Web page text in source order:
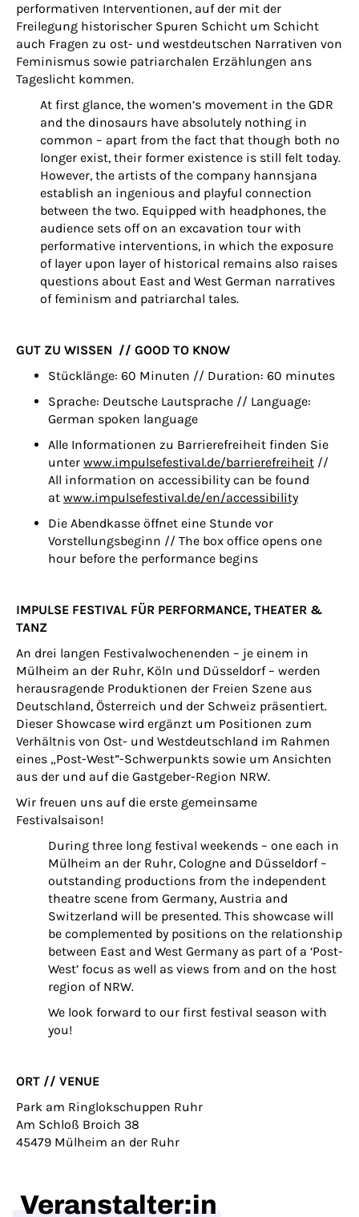
performativen Interventionen, auf der mit der
Freilegung historischer Spuren Schicht um Schicht
auch Fragen zu ost- und westdeutschen Narrativen von
Feminismus sowie patriarchalen Erzählungen ans
Tageslicht kommen.
At first glance, the women’s movement in the GDR
and the dinosaurs have absolutely nothing in
common – apart from the fact that though both no
longer exist, their former existence is still felt today.
However, the artists of the company hannsjana
establish an ingenious and playful connection
between the two. Equipped with headphones, the
audience sets off on an excavation tour with
performative interventions, in which the exposure
of layer upon layer of historical remains also raises
questions about East and West German narratives
of feminism and patriarchal tales.
GUT ZU WISSEN // GOOD TO KNOW
Stücklänge: 60 Minuten // Duration: 60 minutes
Sprache: Deutsche Lautsprache // Language:
German spoken language
Alle Informationen zu Barrierefreiheit finden Sie
unter www.impulsefestival.de/barrierefreiheit //
All information on accessibility can be found
at www.impulsefestival.de/en/accessibility
Die Abendkasse öffnet eine Stunde vor
Vorstellungsbeginn // The box office opens one
hour before the performance begins
IMPULSE FESTIVAL FÜR PERFORMANCE, THEATER &
TANZ
An drei langen Festivalwochenenden – je einem in
Mülheim an der Ruhr, Köln und Düsseldorf – werden
herausragende Produktionen der Freien Szene aus
Deutschland, Österreich und der Schweiz präsentiert.
Dieser Showcase wird ergänzt um Positionen zum
Verhältnis von Ost- und Westdeutschland im Rahmen
eines „Post-West”-Schwerpunkts sowie um Ansichten
aus der und auf die Gastgeber-Region NRW.
Wir freuen uns auf die erste gemeinsame
Festivalsaison!
During three long festival weekends – one each in
Mülheim an der Ruhr, Cologne and Düsseldorf –
outstanding productions from the independent
theatre scene from Germany, Austria and
Switzerland will be presented. This showcase will
be complemented by positions on the relationship
between East and West Germany as part of a ‘Post-
West’ focus as well as views from and on the host
region of NRW.
We look forward to our first festival season with
you!
ORT // VENUE
Park am Ringlokschuppen Ruhr
Am Schloß Broich 38
45479 Mülheim an der Ruhr
Veranstalter:in